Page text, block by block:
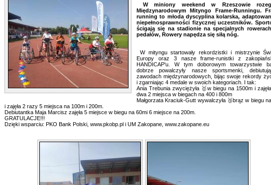
W miniony weekend w Rzeszowie
Międzynarodowym Mityngo Frame-Runningu.
running to młoda dyscyplina kolarska,
niepełnosprawności fizycznej uczestników.
ścigają się na stadionie na specjalnych
pedałów, Rowery napędza się siłą nóg.
W mityngu startowały rekordzistki i mistrzynie
Europy oraz 3 nasze frame-runistki z
HANDICAP'u. W tym doborowym towarzystwie
dobrze powalczyły nasze sportsmenki,
zawodach międzynarodowych, bijąc swoje rekordy
i zgarniając 4 medale w swoich kategoriach. I tak:
Ania Trebunia zwyciężyła 🥇w biegu na 1500m i
dwa 2 miejsca w biegach na 400 i 800m
Małgorzata Kraciuk-Gutt wywalczyła 🥉brąz w biegu
i zajęła 2 razy 5 miejsca na 100m i 200m.
Debiutantka Maja Marcisz zajęła 5 miejsce w biegu na 60mi 6 miejsce na 200m.
GRATULACJE!!!
Dzięki wsparciu: PKO Bank Polski, www.pkobp.pl i UM Zakopane, www.zakopane.eu